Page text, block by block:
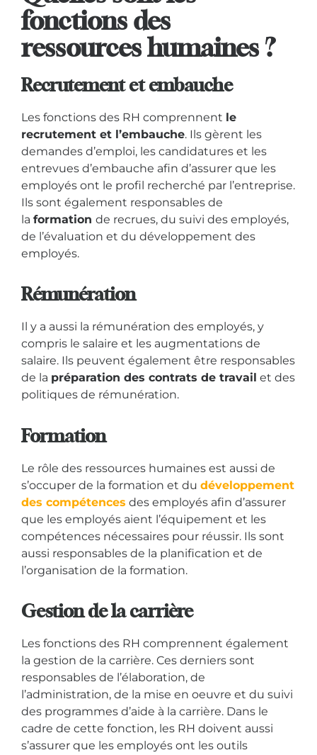
fonctions des
ressources humaines ?
Recrutement et embauche
Les fonctions des RH comprennent le
recrutement et l’embauche. Ils gèrent les
demandes d’emploi, les candidatures et les
entrevues d’embauche afin d’assurer que les
employés ont le profil recherché par l’entreprise.
Ils sont également responsables de
la formation de recrues, du suivi des employés,
de l’évaluation et du développement des
employés.
Rémunération
Il y a aussi la rémunération des employés, y
compris le salaire et les augmentations de
salaire. Ils peuvent également être responsables
de la préparation des contrats de travail et des
politiques de rémunération.
Formation
Le rôle des ressources humaines est aussi de
s’occuper de la formation et du développement
des compétences des employés afin d’assurer
que les employés aient l’équipement et les
compétences nécessaires pour réussir. Ils sont
aussi responsables de la planification et de
l’organisation de la formation.
Gestion de la carrière
Les fonctions des RH comprennent également
la gestion de la carrière. Ces derniers sont
responsables de l’élaboration, de
l’administration, de la mise en oeuvre et du suivi
des programmes d’aide à la carrière. Dans le
cadre de cette fonction, les RH doivent aussi
s’assurer que les employés ont les outils